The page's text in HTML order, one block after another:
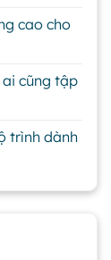
cao cho
cũng tập
trình dành